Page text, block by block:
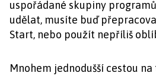
uspořádané skupiny
udělat, musíte buď
Start, nebo použít nepříliš
Mnohem jednodušší cestou